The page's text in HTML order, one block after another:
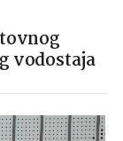
vodostaja